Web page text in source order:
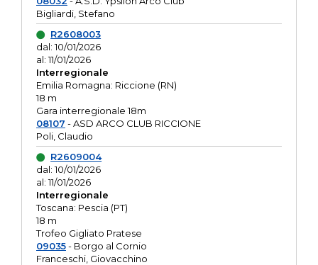
Bigliardi, Stefano
R2608003
dal: 10/01/2026
al: 11/01/2026
Interregionale
Emilia Romagna: Riccione (RN)
18 m
Gara interregionale 18m
08107 - ASD ARCO CLUB RICCIONE
Poli, Claudio
R2609004
dal: 10/01/2026
al: 11/01/2026
Interregionale
Toscana: Pescia (PT)
18 m
Trofeo Gigliato Pratese
09035- Borgo al Cornio
Franceschi, Giovacchino